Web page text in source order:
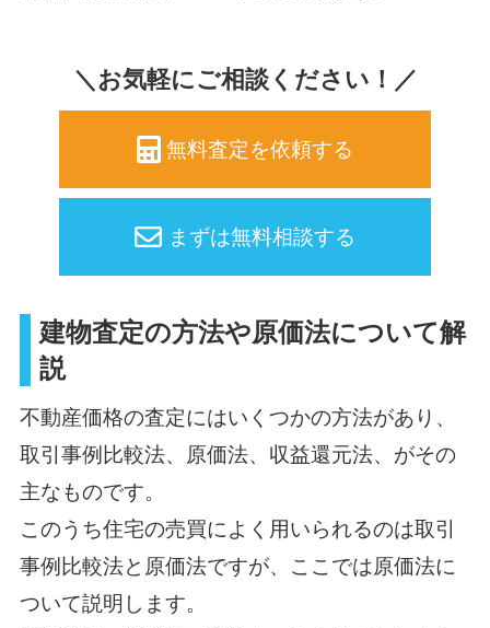
＼お気軽にご相談ください！／
無料査定を依頼する
まずは無料相談する
建物査定の方法や原価法について解
説
不動産価格の査定にはいくつかの方法があり、
取引事例比較法、原価法、収益還元法、がその
主なものです。
このうち住宅の売買によく用いられるのは取引
事例比較法と原価法ですが、ここでは原価法に
ついて説明します。